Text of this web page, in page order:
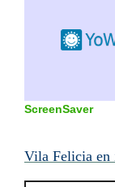
ScreenSaver
Vila Felicia en